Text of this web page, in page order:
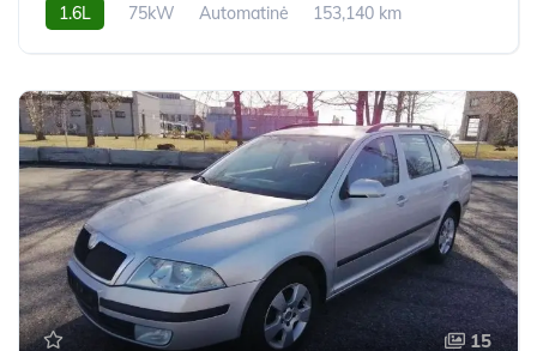
1.6L 75kW Automatinė
153,140 km
15